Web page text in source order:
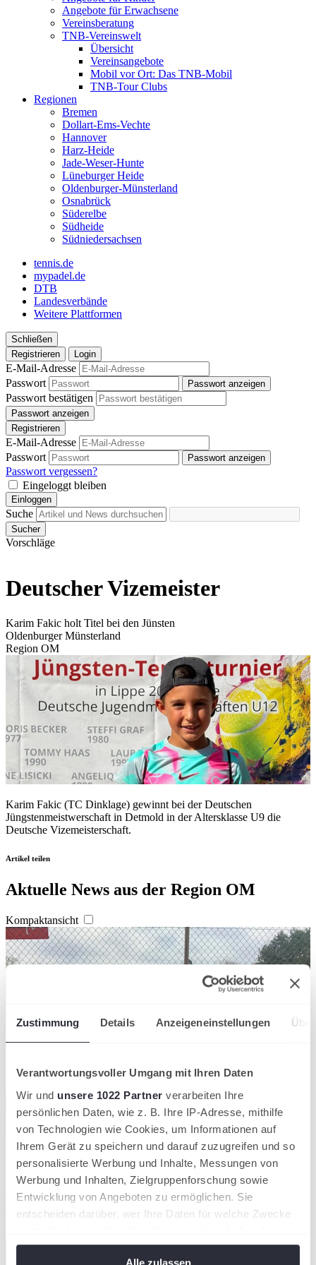
Zustimmung Details Anzeigeneinstellungen
Verantwortungsvoller Umgang mit Ihren Daten
Wir und unsere 1022 Partner verarbeiten Ihre
persönlichen Daten, wie z. B. Ihre IP-Adresse, mithilfe
von Technologien wie Cookies, um Informationen auf
Ihrem Gerät zu speichern und darauf zuzugreifen und so
personalisierte Werbung und Inhalte, Messungen von
Werbung und Inhalten, Zielgruppenforschung sowie
Entwicklung von Angeboten zu ermöglichen. Sie
entscheiden darüber, wer Ihre Daten für welche Zwecke
Cookie-Erklärung oder durch Klicken auf das Privacy
Angebote für Erwachsene
Vereinsberatung
TNB-Vereinswelt
Übersicht
Vereinsangebote
Mobil vor Ort: Das TNB-Mobil
TNB-Tour Clubs
Regionen
Bremen
Dollart-Ems-Vechte
Hannover
Harz-Heide
Jade-Weser-Hunte
Lüneburger Heide
Oldenburger-Münsterland
Osnabrück
Süderelbe
Südheide
Südniedersachsen
tennis.de
mypadel.de
DTB
Landesverbände
Weitere Plattformen
Schließen
Registrieren
Login
E-Mail-Adresse
Passwort
Passwort anzeigen
Passwort bestätigen
Passwort anzeigen
Registrieren
E-Mail-Adresse
Passwort
Passwort anzeigen
Passwort vergessen?
Eingeloggt bleiben
Einloggen
Suche
Sucher
Vorschläge
Deutscher Vizemeister
Karim Fakic holt Titel bei den Jünsten
Oldenburger Münsterland
Region OM
Karim Fakic (TC Dinklage) gewinnt bei der Deutschen
Jüngstenmeistwerschaft in Detmold in der Altersklasse U9 die
Deutsche Vizemeisterschaft.
Artikel teilen
Aktuelle News aus der Region OM
Kompaktansicht
25/03/2025
Neue Regionsmeisterinnen und -meister im
Jüngstenbereich